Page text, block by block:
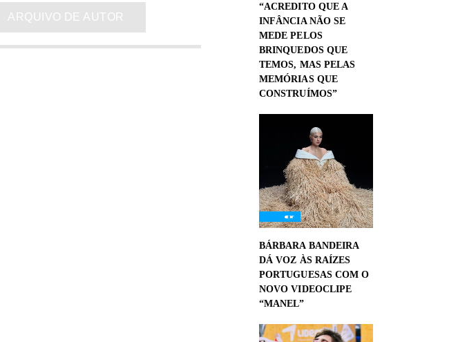
ARQUIVO DE AUTOR
“ACREDITO QUE A
INFÂNCIA NÃO SE
MEDE PELOS
BRINQUEDOS QUE
TEMOS, MAS PELAS
MEMÓRIAS QUE
CONSTRUÍMOS”
BÁRBARA BANDEIRA
DÁ VOZ ÀS RAÍZES
PORTUGUESAS COM O
NOVO VIDEOCLIPE
“MANEL”